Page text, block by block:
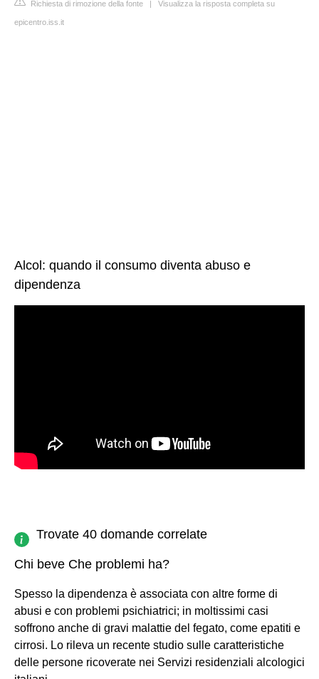
Richiesta di rimozione della fonte | Visualizza la risposta completa su
epicentro.iss.it
Alcol: quando il consumo diventa abuso e
dipendenza
Trovate 40 domande correlate
Chi beve Che problemi ha?
Spesso la dipendenza è associata con altre forme di
abusi e con problemi psichiatrici; in moltissimi casi
soffrono anche di gravi malattie del fegato, come epatiti e
cirrosi. Lo rileva un recente studio sulle caratteristiche
delle persone ricoverate nei Servizi residenziali alcologici